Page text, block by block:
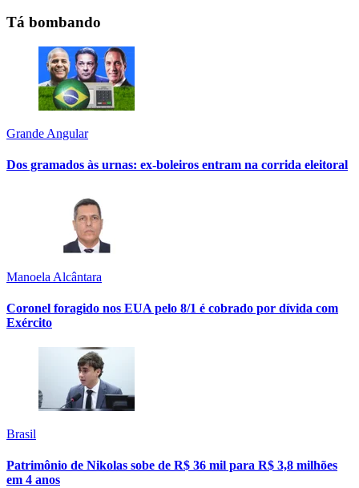
Tá bombando
Grande Angular
Dos gramados às urnas: ex-boleiros entram na corrida eleitoral
Manoela Alcântara
Coronel foragido nos EUA pelo 8/1 é cobrado por dívida com
Exército
Brasil
Patrimônio de Nikolas sobe de R$ 36 mil para R$ 3,8 milhões
em 4 anos